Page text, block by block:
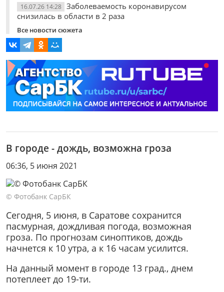
16.07.26 14:28
Заболеваемость коронавирусом
снизилась в области в 2 раза
Все новости сюжета
В городе - дождь, возможна гроза
06:36, 5 июня 2021
© Фотобанк СарБК
Сегодня, 5 июня, в Саратове сохранится
пасмурная, дождливая погода, возможная
гроза. По прогнозам синоптиков, дождь
начнется к 10 утра, а к 16 часам усилится.
На данный момент в городе 13 град., днем
потеплеет до 19-ти.